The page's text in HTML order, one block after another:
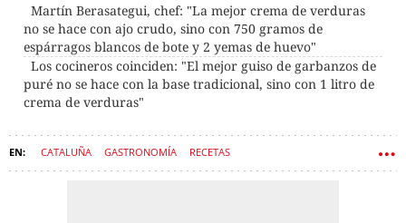
Martín Berasategui, chef: "La mejor crema de verduras
no se hace con ajo crudo, sino con 750 gramos de
espárragos blancos de bote y 2 yemas de huevo"
Los cocineros coinciden: "El mejor guiso de garbanzos de
puré no se hace con la base tradicional, sino con 1 litro de
crema de verduras"
CATALUÑA GASTRONOMÍA RECETAS